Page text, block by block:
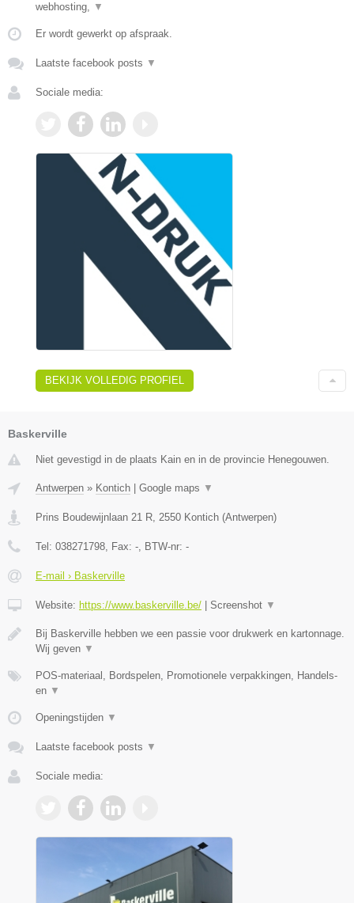
webhosting, ▼
Er wordt gewerkt op afspraak.
Laatste facebook posts ▼
Sociale media:
BEKIJK VOLLEDIG PROFIEL
Baskerville
Niet gevestigd in de plaats Kain en in de provincie Henegouwen.
Antwerpen » Kontich Google maps ▼
Prins Boudewijnlaan 21 R, 2550 Kontich (Antwerpen)
Tel: 038271798, Fax: -, BTW-nr: -
E-mail › Baskerville
Website: https://www.baskerville.be/ Screenshot ▼
Bij Baskerville hebben we een passie voor drukwerk en kartonnage.
Wij geven ▼
POS-materiaal, Bordspelen, Promotionele verpakkingen, Handels-
en ▼
Openingstijden ▼
Laatste facebook posts ▼
Sociale media: